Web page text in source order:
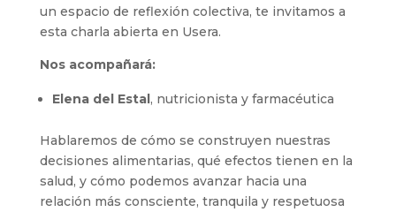
un espacio de reflexión colectiva, te invitamos a
esta charla abierta en Usera.
Nos acompañará:
Elena del Estal, nutricionista y farmacéutica
Hablaremos de cómo se construyen nuestras
decisiones alimentarias, qué efectos tienen en la
salud, y cómo podemos avanzar hacia una
relación más consciente, tranquila y respetuosa